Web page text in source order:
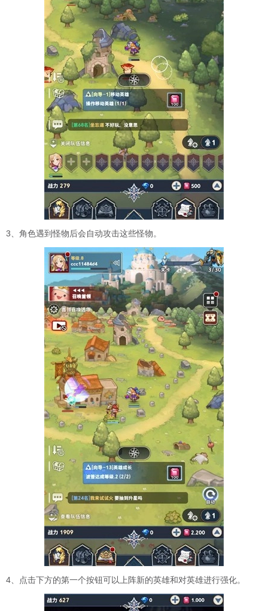
3、角色遇到怪物后会自动攻击这些怪物。
4、点击下方的第一个按钮可以上阵新的英雄和对英雄进行强化。